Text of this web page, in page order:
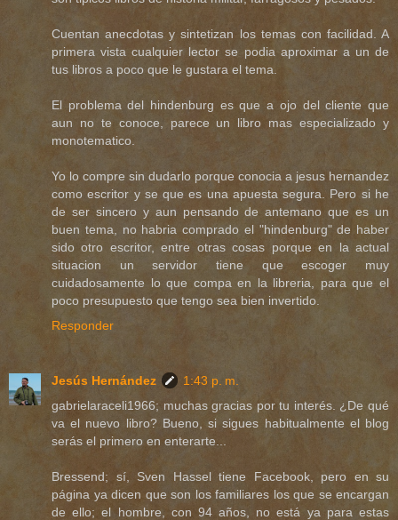
Cuentan anecdotas y sintetizan los temas con facilidad. A
primera vista cualquier lector se podia aproximar a un de
tus libros a poco que le gustara el tema.
El problema del hindenburg es que a ojo del cliente que
aun no te conoce, parece un libro mas especializado y
monotematico.
Yo lo compre sin dudarlo porque conocia a jesus hernandez
como escritor y se que es una apuesta segura. Pero si he
de ser sincero y aun pensando de antemano que es un
buen tema, no habria comprado el "hindenburg" de haber
sido otro escritor, entre otras cosas porque en la actual
situacion un servidor tiene que escoger muy
cuidadosamente lo que compa en la libreria, para que el
poco presupuesto que tengo sea bien invertido.
Responder
Jesús Hernández
1:43 p. m.
gabrielaraceli1966; muchas gracias por tu interés. ¿De qué
va el nuevo libro? Bueno, si sigues habitualmente el blog
serás el primero en enterarte...
Bressend; sí, Sven Hassel tiene Facebook, pero en su
página ya dicen que son los familiares los que se encargan
de ello; el hombre, con 94 años, no está ya para estas